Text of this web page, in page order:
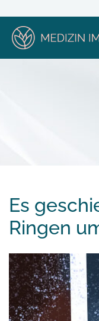
Es
Ringen